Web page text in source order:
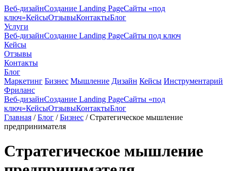
Веб-дизайнСоздание Landing PageСайты «под
ключ»КейсыОтзывыКонтактыБлог
Услуги
Веб-дизайнСоздание Landing PageСайты под ключ
Кейсы
Отзывы
Контакты
Блог
Маркетинг Бизнес Мышление Дизайн Кейсы Инструментарий
Фриланс
Веб-дизайнСоздание Landing PageСайты «под
ключ»КейсыОтзывыКонтактыБлог
Главная /Блог / Бизнес / Стратегическое мышление
предпринимателя
Стратегическое мышление